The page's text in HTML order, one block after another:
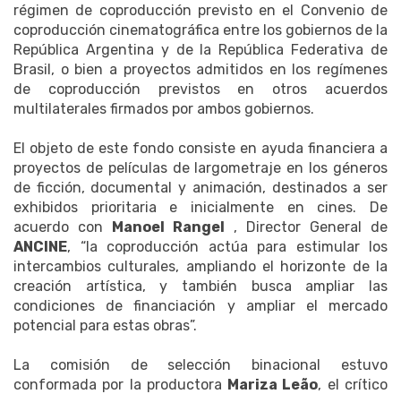
régimen de coproducción previsto en el Convenio de
coproducción cinematográfica entre los gobiernos de la
República Argentina y de la República Federativa de
Brasil, o bien a proyectos admitidos en los regímenes
de coproducción previstos en otros acuerdos
multilaterales firmados por ambos gobiernos.
El objeto de este fondo consiste en ayuda financiera a
proyectos de películas de largometraje en los géneros
de ficción, documental y animación, destinados a ser
exhibidos prioritaria e inicialmente en cines. De
acuerdo con Manoel Rangel , Director General de
ANCINE, “la coproducción actúa para estimular los
intercambios culturales, ampliando el horizonte de la
creación artística, y también busca ampliar las
condiciones de financiación y ampliar el mercado
potencial para estas obras”.
La comisión de selección binacional estuvo
conformada por la productora Mariza Leão, el crítico